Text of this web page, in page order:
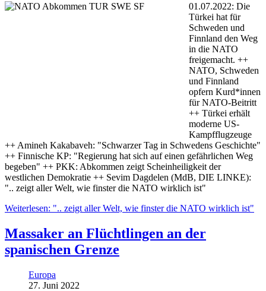
01.07.2022: Die
Türkei hat für
Schweden und
Finnland den Weg
in die NATO
freigemacht. ++
NATO, Schweden
und Finnland
opfern Kurd*innen
für NATO-Beitritt
++ Türkei erhält
moderne US-
Kampfflugzeuge
++ Amineh Kakabaveh: "Schwarzer Tag in Schwedens Geschichte"
++ Finnische KP: "Regierung hat sich auf einen gefährlichen Weg
begeben" ++ PKK: Abkommen zeigt Scheinheiligkeit der
westlichen Demokratie ++ Sevim Dagdelen (MdB, DIE LINKE):
".. zeigt aller Welt, wie finster die NATO wirklich ist"
Weiterlesen: ".. zeigt aller Welt, wie finster die NATO wirklich ist"
Massaker an Flüchtlingen an der
spanischen Grenze
Europa
27. Juni 2022